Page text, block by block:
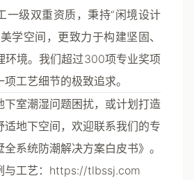
一级双重资质，秉持“闲境设计
学空间，更致力于构建坚固、
环境。我们超过300项专业奖项
工艺细节的极致追求。
下室潮湿问题困扰，或计划打造
适地下空间，欢迎联系我们的专
系统防潮解决方案白皮书》。
与工艺： https://tlbssj.com